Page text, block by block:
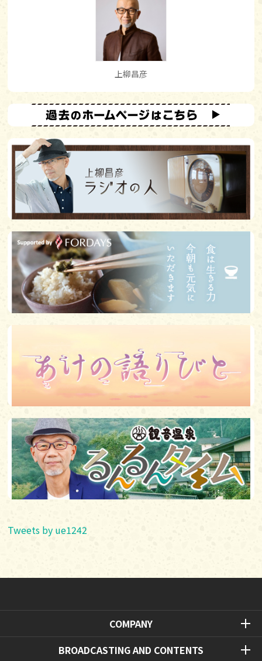
上柳昌彦
Tweets by ue1242
COMPANY
BROADCASTING AND CONTENTS